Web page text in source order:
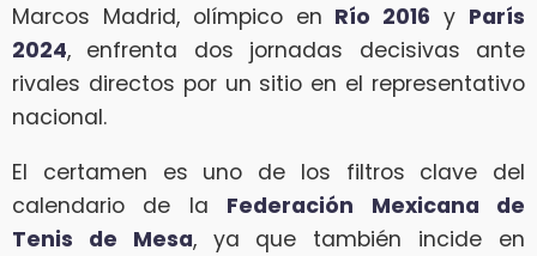
Marcos Madrid, olímpico en Río 2016 y París
2024, enfrenta dos jornadas decisivas ante
rivales directos por un sitio en el representativo
nacional.
El certamen es uno de los filtros clave del
calendario de la Federación Mexicana de
Tenis de Mesa, ya que también incide en